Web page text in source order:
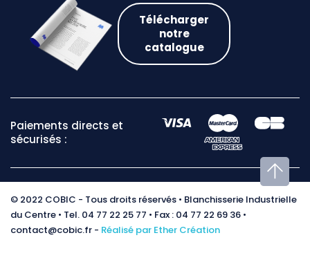
Télécharger
notre
catalogue
Paiements directs et
sécurisés :
© 2022 COBIC - Tous droits réservés • Blanchisserie Industrielle
du Centre • Tel. 04 77 22 25 77 • Fax : 04 77 22 69 36 •
contact@cobic.fr - Réalisé par Ether Création